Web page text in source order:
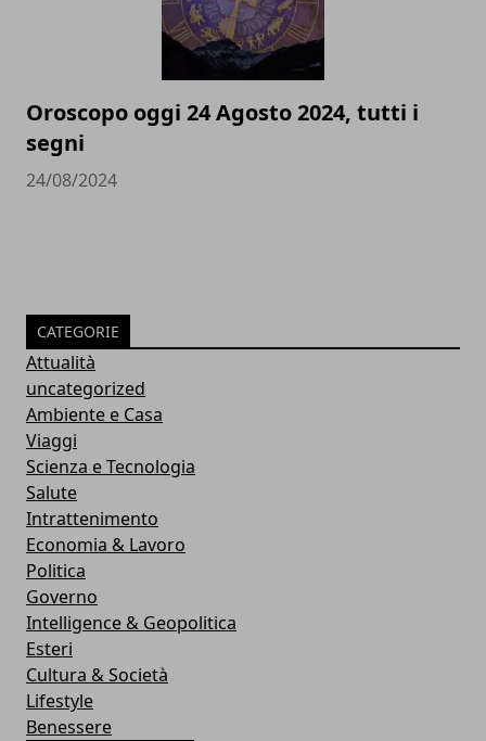
Oroscopo oggi 24 Agosto 2024, tutti i
segni
24/08/2024
CATEGORIE
Attualità
uncategorized
Ambiente e Casa
Viaggi
Scienza e Tecnologia
Salute
Intrattenimento
Economia & Lavoro
Politica
Governo
Intelligence & Geopolitica
Esteri
Cultura & Società
Lifestyle
Benessere